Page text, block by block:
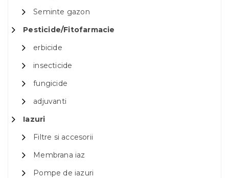
Seminte gazon
Pesticide/Fitofarmacie
erbicide
insecticide
fungicide
adjuvanti
Iazuri
Filtre si accesorii
Membrana iaz
Pompe de iazuri